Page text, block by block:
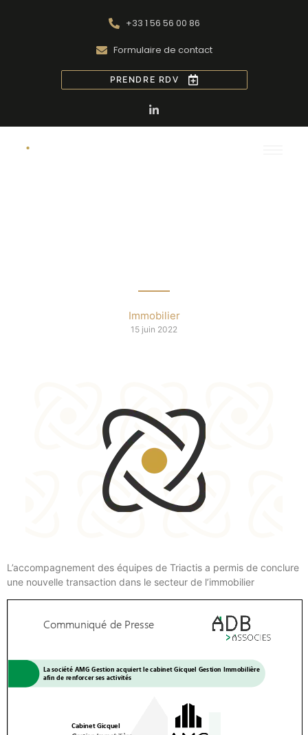
+33 1 56 56 00 86
Formulaire de contact
PRENDRE RDV
Immobilier
15 juin 2022
L’accompagnement des équipes de Triactis a permis de conclure
une nouvelle transaction dans le secteur de l’immobilier